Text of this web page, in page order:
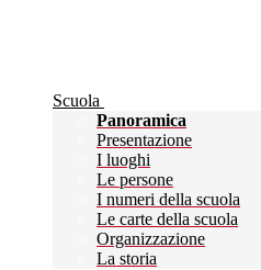
Scuola
Panoramica
Presentazione
I luoghi
Le persone
I numeri della scuola
Le carte della scuola
Organizzazione
La storia